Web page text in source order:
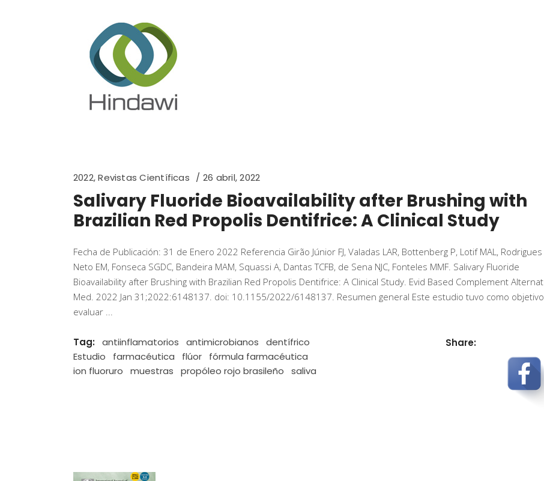
2022,Revistas Científicas 26 abril, 2022
Salivary Fluoride Bioavailability after Brushing with
Brazilian Red Propolis Dentifrice: A Clinical Study
Fecha de Publicación: 31 de Enero 2022 Referencia Girão Júnior FJ, Valadas LAR, Bottenberg P, Lotif MAL, Rodrigues
Neto EM, Fonseca SGDC, Bandeira MAM, Squassi A, Dantas TCFB, de Sena NJC, Fonteles MMF. Salivary Fluoride
Bioavailability after Brushing with Brazilian Red Propolis Dentifrice: A Clinical Study. Evid Based Complement Alternat
Med. 2022 Jan 31;2022:6148137. doi: 10.1155/2022/6148137. Resumen general Este estudio tuvo como objetivo
evaluar
Tag: antiinflamatorios antimicrobianos
dentífrico
Estudio
farmacéutica flúor
fórmula farmacéutica
ion fluoruro
muestras propóleo rojo brasileño saliva
Share: